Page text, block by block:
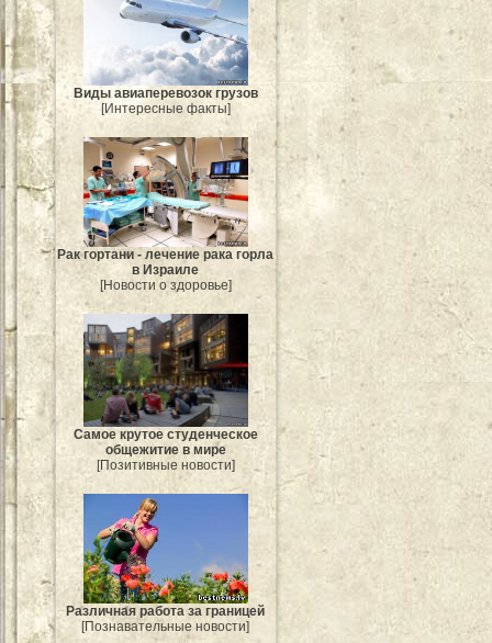
Виды авиаперевозок грузов
[Интересные факты]
Рак гортани - лечение рака горла
в Израиле
[Новости о здоровье]
Самое крутое студенческое
общежитие в мире
[Позитивные новости]
Различная работа за границей
[Познавательные новости]